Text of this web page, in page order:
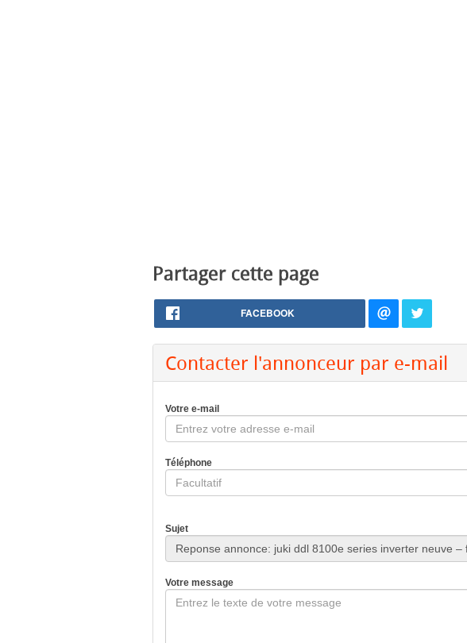
Partager cette page
FACEBOOK
Contacter l'annonceur par e-mail
Votre e-mail
Téléphone
Sujet
Votre message